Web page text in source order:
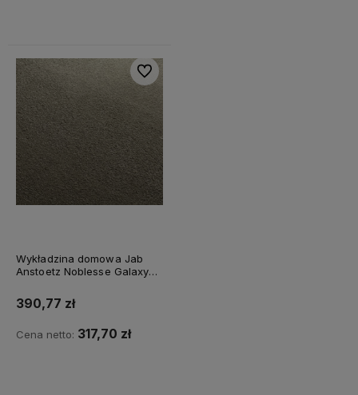
Wykładzina domowa Jab
Anstoetz Noblesse Galaxy
390,77 zł
Cena netto: 317,70 zł
Do ulubionych